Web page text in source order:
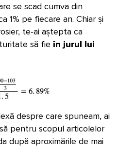
se scad cumva din
1% pe fiecare an. Chiar și
te-ai aștepta ca
să fieîn jurul lui
despre care spuneam, ai
pentru scopul articolelor
după aproximările de mai